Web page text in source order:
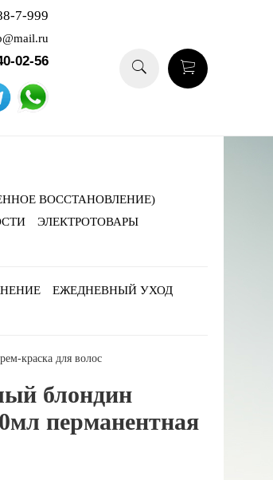
7-999
02-56
ВОССТАНОВЛЕНИЕ)
ЭЛЕКТРОТОВАРЫ
ЕЖЕДНЕВНЫЙ УХОД
краска для волос
блондин
перманентная